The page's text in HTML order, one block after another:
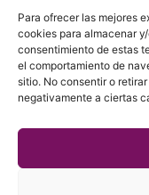
Para ofrecer las mejores
cookies para almacenar
consentimiento de estas
el comportamiento de
sitio. No consentir o
negativamente a ciertas